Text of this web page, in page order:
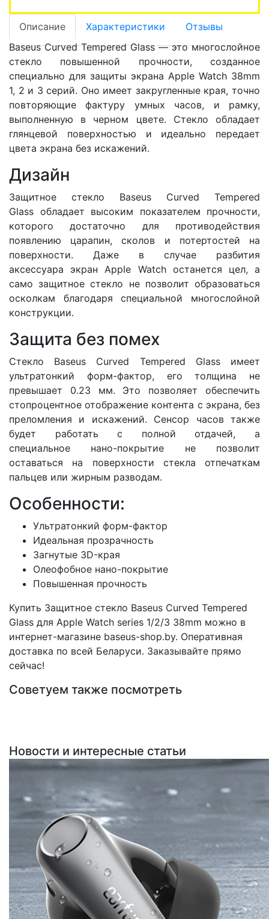
Описание Характеристики
Отзывы
Baseus Curved Tempered Glass — это многослойное
стекло повышенной прочности, созданное
специально для защиты экрана Apple Watch 38mm
1, 2 и 3 серий. Оно имеет закругленные края, точно
повторяющие фактуру умных часов, и рамку,
выполненную в черном цвете. Стекло обладает
глянцевой поверхностью и идеально передает
цвета экрана без искажений.
Дизайн
Защитное стекло Baseus Curved Tempered
Glass обладает высоким показателем прочности,
которого достаточно для противодействия
появлению царапин, сколов и потертостей на
поверхности. Даже в случае разбития
аксессуара экран Apple Watch останется цел, а
само защитное стекло не позволит образоваться
осколкам благодаря специальной многослойной
конструкции.
Защита без помех
Стекло Baseus Curved Tempered Glass имеет
ультратонкий форм-фактор, его толщина не
превышает 0.23 мм. Это позволяет обеспечить
стопроцентное отображение контента с экрана, без
преломления и искажений. Сенсор часов также
будет работать с полной отдачей, а
специальное нано-покрытие не позволит
оставаться на поверхности стекла отпечаткам
пальцев или жирным разводам.
Особенности:
Ультратонкий форм-фактор
Идеальная прозрачность
Загнутые 3D-края
Олеофобное нано-покрытие
Повышенная прочность
Купить Защитное стекло Baseus Curved Tempered
Glass для Apple Watch series 1/2/3 38mm можно в
интернет-магазине baseus-shop.by. Оперативная
доставка по всей Беларуси. Заказывайте прямо
сейчас!
Советуем также посмотреть
Новости и интересные статьи